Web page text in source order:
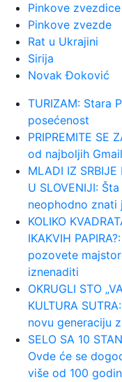
00:20:Đura
sivu zonu
00:17:Velika
u Beogradu:
00:02:Na
23:54:
EVROPU:
23:46:Bivši
Anđeles
23:45:
Ne paničite:
23:40:
na prvi
Pinkove zvezdice
Pinkove zvezde
Rat u Ukrajini
Sirija
Novak Đoković
TURIZAM: Stara
posećenost
PRIPREMITE SE
od najboljih
MLADI IZ SRBIJE
U SLOVENIJI:
neophodno znati
KOLIKO
IKAKVIH
pozovete
iznenaditi
OKRUGLI STO
KULTURA
novu generaciju
SELO SA 10
Ovde će se
više od 100